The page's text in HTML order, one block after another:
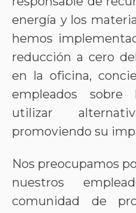
energía y los
hemos
reducción a cero
en la oficina,
empleados
utilizar
promoviendo su
Nos preocupamos
nuestros
comunidad de